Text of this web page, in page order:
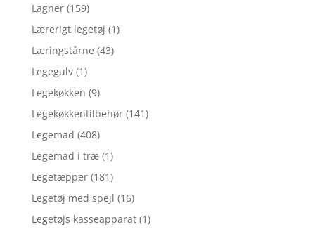
Lagner (159)
Lærerigt legetøj (1)
Læringstårne (43)
Legegulv (1)
Legekøkken (9)
Legekøkkentilbehør (141)
Legemad (408)
Legemad i træ (1)
Legetæpper (181)
Legetøj med spejl (16)
Legetøjs kasseapparat (1)